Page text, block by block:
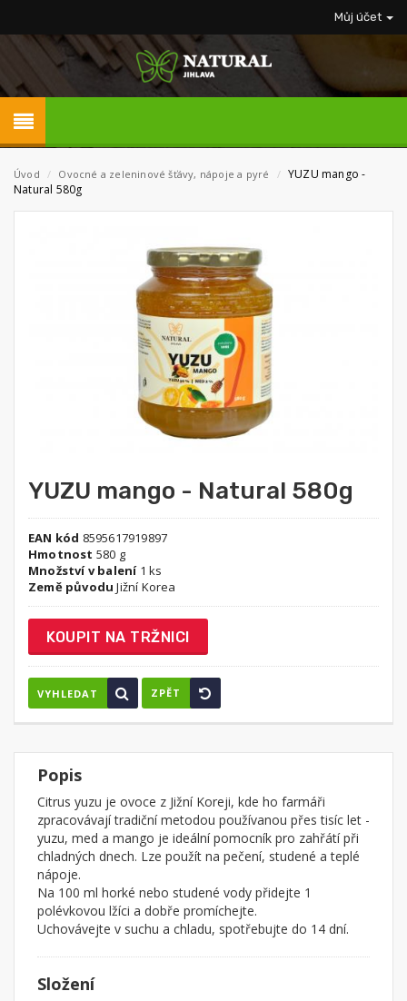
Můj účet
Úvod / Ovocné a zeleninové šťávy, nápoje a pyré / YUZU mango -
Natural 580g
YUZU mango - Natural 580g
EAN kód 8595617919897
Hmotnost 580 g
Množství v balení1 ks
Země původu Jižní Korea
KOUPIT NA TRŽNICI
VYHLEDAT ZPĚT
Popis
Citrus yuzu je ovoce z Jižní Koreji, kde ho farmáři
zpracovávají tradiční metodou používanou přes tisíc let -
yuzu, med a mango je ideální pomocník pro zahřátí při
chladných dnech. Lze použít na pečení, studené a teplé
nápoje.
Na 100 ml horké nebo studené vody přidejte 1
polévkovou lžíci a dobře promíchejte.
Uchovávejte v suchu a chladu, spotřebujte do 14 dní.
Složení